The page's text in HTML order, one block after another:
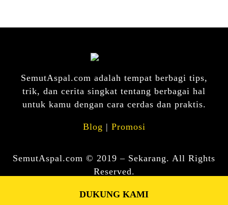
SemutAspal.com adalah tempat berbagi tips,
trik, dan cerita singkat tentang berbagai hal
untuk kamu dengan cara cerdas dan praktis.
Blog | Promosi
SemutAspal.com © 2019 – Sekarang. All Rights
Reserved.
DUKUNG KAMI